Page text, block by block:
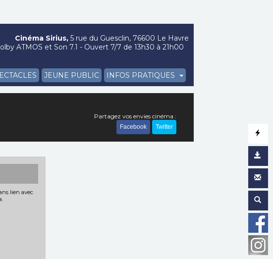
JEUNE PUBLIC INFOS PRATIQUES
Cinéma Sirius, 5 rue du Guesclin, 76600 Le Havre
ATMOS et Son 7.1 - Ouvert 7/7 de 13h30 à 21h00
Partagez vos envies cinéma :
Facebook Twitter
lien avec